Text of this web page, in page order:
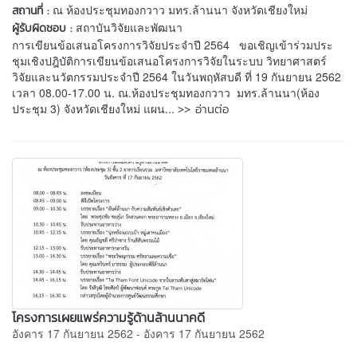
สถานที่ : ณ ห้องประชุมทองกวาว มทร.ล้านนา จังหวัดเชียงใหม่
ผู้รับผิดชอบ : สถาบันวิจัยและพัฒนา
การเขียนข้อเสนอโครงการวิจัยประจำปี 2564 ขอเชิญเข้าร่วมประ
ชุมเชิงปฎิบัติการเขียนข้อเสนอโครงการวิจัยในระบบ วิทยาศาสตร์
วิจัยและนวัตกรรมประจำปี 2564 ในวันพฤหัสบดี ที่ 19 กันยายน 2562
เวลา 08.00-17.00 น. ณ.ห้องประชุมทองกวาว มทร.ล้านนา(ห้อง
ประชุม 3) จังหวัดเชียงใหม่ แผน... >> อ่านต่อ
โครงการเผยแพร่ความรู้ด้านล้านนาคดี
อังคาร 17 กันยายน 2562 - อังคาร 17 กันยายน 2562